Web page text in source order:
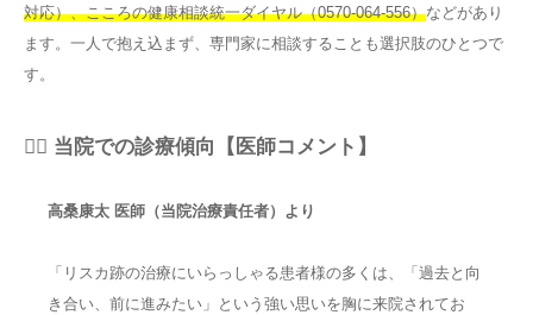
対応）、こころの健康相談統一ダイヤル（0570-064-556）などがあり
ます。一人で抱え込まず、専門家に相談することも選択肢のひとつで
す。
👨‍⚕️ 当院での診療傾向【医師コメント】
高桑康太 医師（当院治療責任者）より
「リスカ跡の治療にいらっしゃる患者様の多くは、「過去と向
き合い、前に進みたい」という強い思いを胸に来院されてお